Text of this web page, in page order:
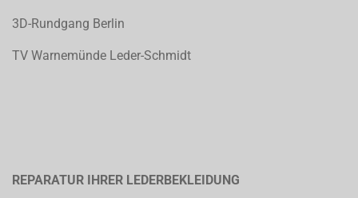
3D-Rundgang Berlin
TV Warnemünde Leder-Schmidt
REPARATUR IHRER LEDERBEKLEIDUNG